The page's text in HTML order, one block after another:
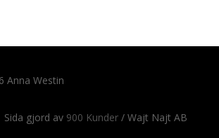
Anna Westin
Sida gjord av 900 Kunder / Wajt Najt AB